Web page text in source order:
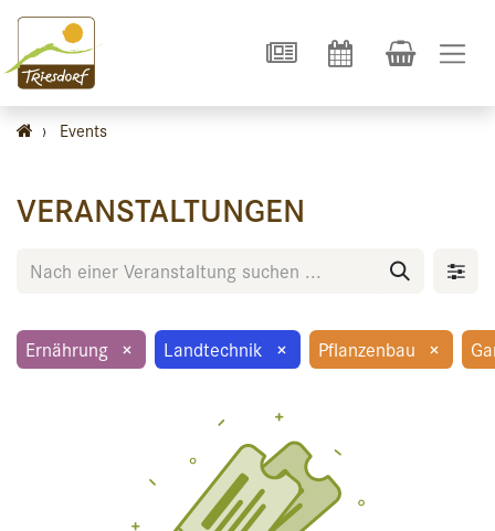
› Events
VERANSTALTUNGEN
Ernährung × Landtechnik × Pflanzenbau ×